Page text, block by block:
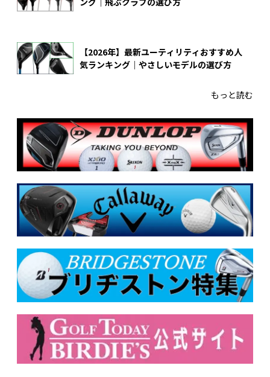
【2026年】最新ユーティリティおすすめ人
気ランキング｜やさしいモデルの選び方
もっと読む